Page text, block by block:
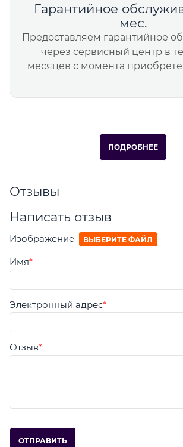
Гарантийное
мес.
Предоставляем гарантийное
через сервисный центр в
месяцев с момента
ПОДРОБНЕЕ
Отзывы
Написать отзыв
Изображение ВЫБЕРИТЕ ФАЙЛ
Имя
Электронный адрес
Отзыв